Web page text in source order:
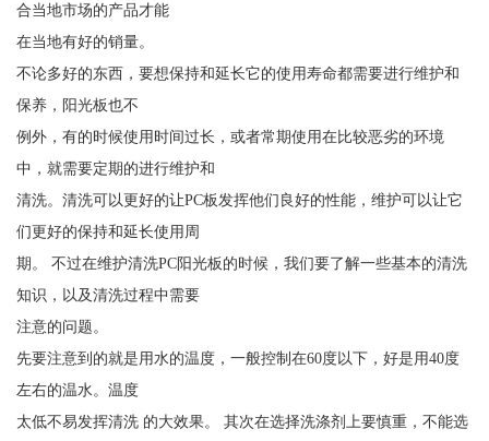
合当地市场的产品才能
在当地有好的销量。
不论多好的东西，要想保持和延长它的使用寿命都需要进行维护和
保养，阳光板也不
例外，有的时候使用时间过长，或者常期使用在比较恶劣的环境
中，就需要定期的进行维护和
清洗。清洗可以更好的让PC板发挥他们良好的性能，维护可以让它
们更好的保持和延长使用周
期。 不过在维护清洗PC阳光板的时候，我们要了解一些基本的清洗
知识，以及清洗过程中需要
注意的问题。
先要注意到的就是用水的温度，一般控制在60度以下，好是用40度
左右的温水。温度
太低不易发挥清洗 的大效果。 其次在选择洗涤剂上要慎重，不能选